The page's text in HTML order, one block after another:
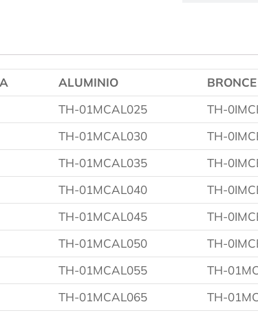
ALUMINIO BRONCE
TH-01MCAL025
TH-
TH-01MCAL030
TH-
TH-01MCAL035
TH-
TH-01MCAL040 TH-
TH-01MCAL045
TH-
TH-01MCAL050 TH-
TH-01MCAL055
TH-
TH-01MCAL065
TH-